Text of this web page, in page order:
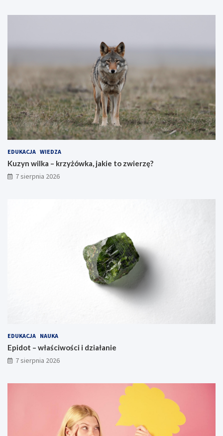
EDUKACJA WIEDZA
Kuzyn wilka – krzyżówka, jakie to zwierzę?
7 sierpnia 2026
EDUKACJA NAUKA
Epidot – właściwości i działanie
7 sierpnia 2026